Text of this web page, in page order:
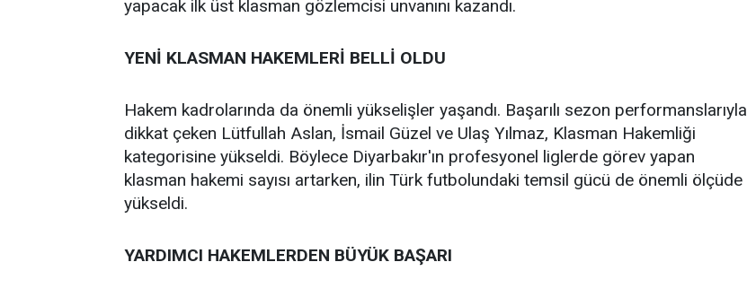
yapacak ilk üst klasman gözlemcisi unvanını kazandı.
YENİ KLASMAN HAKEMLERİ BELLİ OLDU
Hakem kadrolarında da önemli yükselişler yaşandı. Başarılı sezon performanslarıyla
dikkat çeken Lütfullah Aslan, İsmail Güzel ve Ulaş Yılmaz, Klasman Hakemliği
kategorisine yükseldi. Böylece Diyarbakır'ın profesyonel liglerde görev yapan
klasman hakemi sayısı artarken, ilin Türk futbolundaki temsil gücü de önemli ölçüde
yükseldi.
YARDIMCI HAKEMLERDEN BÜYÜK BAŞARI